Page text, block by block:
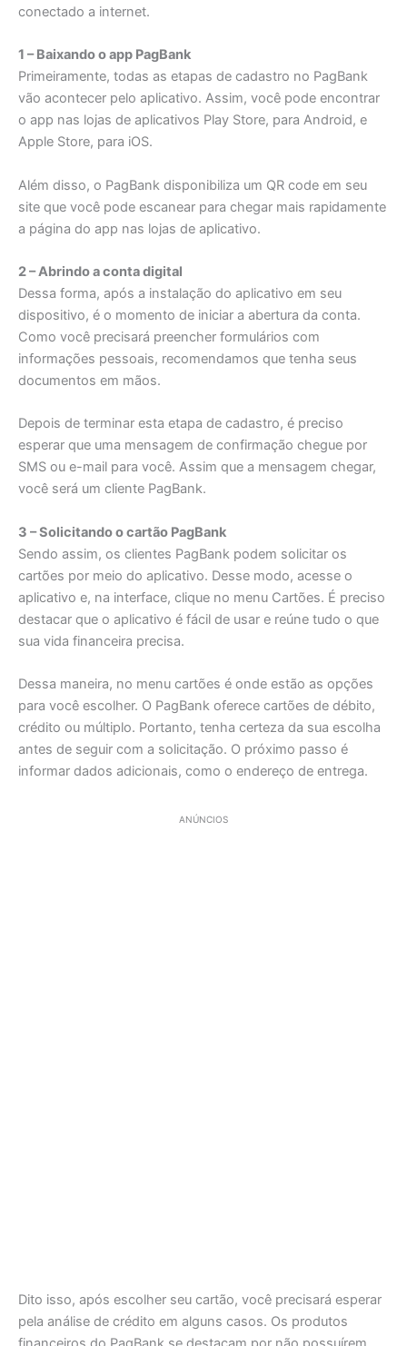
conectado a internet.
1 – Baixando o app PagBank
Primeiramente, todas as etapas de cadastro no PagBank
vão acontecer pelo aplicativo. Assim, você pode encontrar
o app nas lojas de aplicativos Play Store, para Android, e
Apple Store, para iOS.
Além disso, o PagBank disponibiliza um QR code em seu
site que você pode escanear para chegar mais rapidamente
a página do app nas lojas de aplicativo.
2 – Abrindo a conta digital
Dessa forma, após a instalação do aplicativo em seu
dispositivo, é o momento de iniciar a abertura da conta.
Como você precisará preencher formulários com
informações pessoais, recomendamos que tenha seus
documentos em mãos.
Depois de terminar esta etapa de cadastro, é preciso
esperar que uma mensagem de confirmação chegue por
SMS ou e-mail para você. Assim que a mensagem chegar,
você será um cliente PagBank.
3 – Solicitando o cartão PagBank
Sendo assim, os clientes PagBank podem solicitar os
cartões por meio do aplicativo. Desse modo, acesse o
aplicativo e, na interface, clique no menu Cartões. É preciso
destacar que o aplicativo é fácil de usar e reúne tudo o que
sua vida financeira precisa.
Dessa maneira, no menu cartões é onde estão as opções
para você escolher. O PagBank oferece cartões de débito,
crédito ou múltiplo. Portanto, tenha certeza da sua escolha
antes de seguir com a solicitação. O próximo passo é
informar dados adicionais, como o endereço de entrega.
ANÚNCIOS
Dito isso, após escolher seu cartão, você precisará esperar
pela análise de crédito em alguns casos. Os produtos